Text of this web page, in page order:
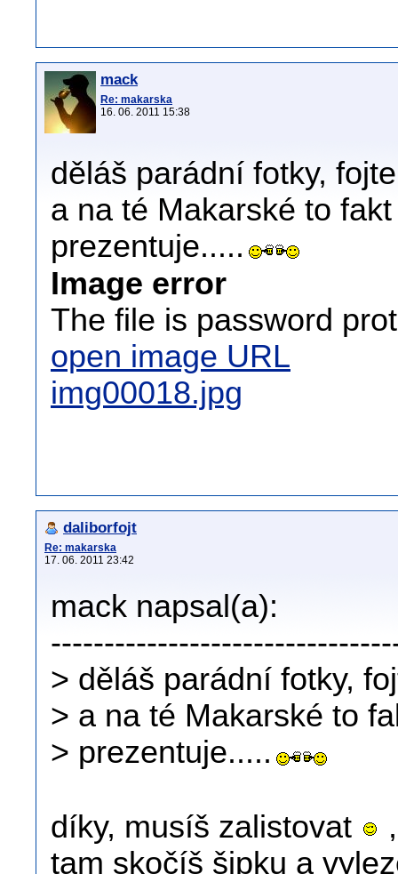
mack
Re: makarska
16. 06. 2011 15:38
děláš parádní fotky,
a na té Makarské to
prezentuje.....
Image error
The file is password
open image URL
img00018.jpg
daliborfojt
Re: makarska
17. 06. 2011 23:42
mack napsal(a):
> děláš parádní fotky,
> a na té Makarské to
> prezentuje.....
díky, musíš zalistovat
tam skočíš šipku a